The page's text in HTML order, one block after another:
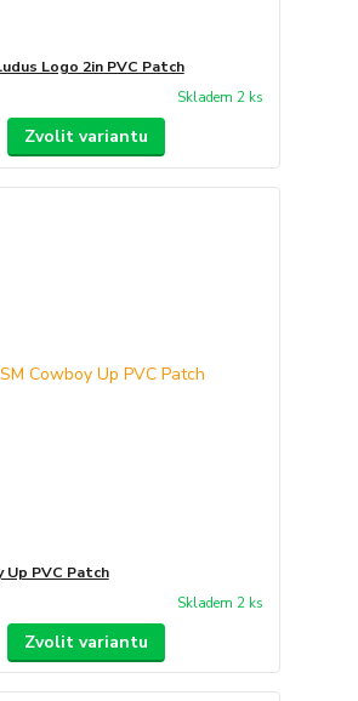
Logo 2in PVC Patch
Skladem 2 ks
Zvolit variantu
Up PVC Patch
Skladem 2 ks
Zvolit variantu